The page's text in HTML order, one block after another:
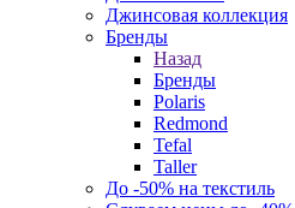
Джинсовая коллекция
Бренды
Назад
Бренды
Polaris
Redmond
Tefal
Taller
До -50% на текстиль